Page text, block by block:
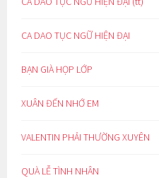
CA DAO TỤC NGỮ HIỆN ĐẠI
BẠN GIÀ HỌP LỚP
XUÂN ĐẾN NHỚ EM
VALENTIN PHẢI THƯỜNG XUYÊN
QUÀ LỄ TÌNH NHÂN